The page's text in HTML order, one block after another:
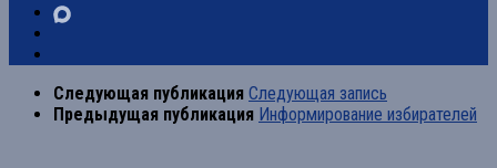
Следующая публикация Следующая запись
Предыдущая публикация Информирование избирателей